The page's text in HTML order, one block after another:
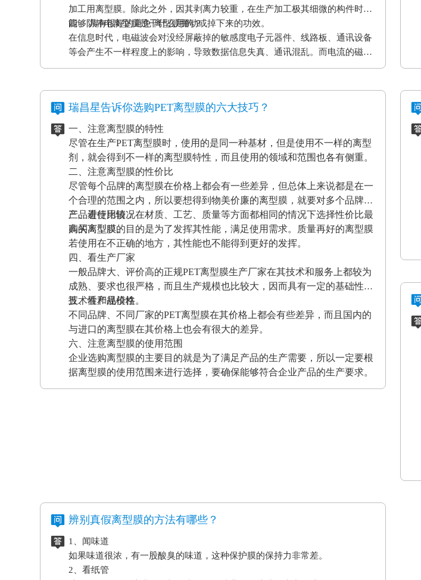
加工用离型膜。除此之外，因其剥离力较重，在生产加工极其细微的构件时，
能够 具有很好的避免 离型膜挪动或掉下来的功效。
四、防静电离型膜是干什么用的？
在信息时代，电磁波会对没经屏蔽掉的敏感度电子元器件、线路板、通讯设备
等会产生不一样程度上的影响，导致数据信息失真、通讯混乱。而电流的磁效
应和磨擦产生的静电感应对各种各样敏感元件、仪表设备、一些化工原材料
瑞昌星告诉你选购PET离型膜的六大技巧？
一、注意离型膜的特性
尽管在生产PET离型膜时，使用的是同一种基材，但是使用不一样的离型
剂，就会得到不一样的离型膜特性，而且使用的领域和范围也各有侧重。
二、注意离型膜的性价比
尽管每个品牌的离型膜在价格上都会有一些差异，但总体上来说都是在一
个合理的范围之内，所以要想得到物美价廉的离型膜，就要对多个品牌的
产品进行比较，在材质、工艺、质量等方面都相同的情况下选择性价比最
高的离型膜。
三、看使用情况
购买离型膜的目的是为了发挥其性能，满足使用需求。质量再好的离型膜
若使用在不正确的地方，其性能也不能得到更好的发挥。
四、看生产厂家
一般品牌大、评价高的正规PET离型膜生产厂家在其技术和服务上都较为
成熟、要求也很严格，而且生产规模也比较大，因而具有一定的基础性、
技术性和规模性。
五、看产品价格
不同品牌、不同厂家的PET离型膜在其价格上都会有些差异，而且国内的
与进口的离型膜在其价格上也会有很大的差异。
六、注意离型膜的使用范围
企业选购离型膜的主要目的就是为了满足产品的生产需要，所以一定要根
据离型膜的使用范围来进行选择，要确保能够符合企业产品的生产要求。
辨别真假离型膜的方法有哪些？
1、闻味道
如果味道很浓，有一股酸臭的味道，这种保护膜的保持力非常差。
2、看纸管